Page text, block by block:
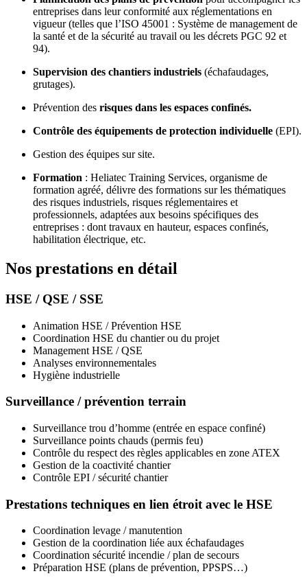
entreprises dans leur conformité aux réglementations en
vigueur (telles que l’ISO 45001 : Système de management de
la santé et de la sécurité au travail ou les décrets PGC 92 et
94).
Supervision des chantiers industriels (échafaudages,
grutages).
Prévention des risques dans les espaces confinés.
Contrôle des équipements de protection individuelle (EPI).
Gestion des équipes sur site.
Formation : Heliatec Training Services, organisme de
formation agréé, délivre des formations sur les thématiques
des risques industriels, risques réglementaires et
professionnels, adaptées aux besoins spécifiques des
entreprises : dont travaux en hauteur, espaces confinés,
habilitation électrique, etc.
Nos prestations en détail
HSE / QSE / SSE
Animation HSE / Prévention HSE
Coordination HSE du chantier ou du projet
Management HSE / QSE
Analyses environnementales
Hygiène industrielle
Surveillance / prévention terrain
Surveillance trou d’homme (entrée en espace confiné)
Surveillance points chauds (permis feu)
Contrôle du respect des règles applicables en zone ATEX
Gestion de la coactivité chantier
Contrôle EPI / sécurité chantier
Prestations techniques en lien étroit avec le HSE
Coordination levage / manutention
Gestion de la coordination liée aux échafaudages
Coordination sécurité incendie / plan de secours
Préparation HSE (plans de prévention, PPSPS…)